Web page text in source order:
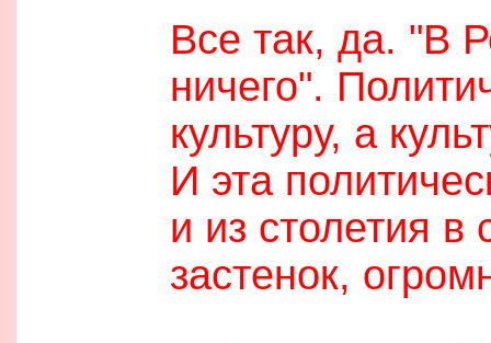
Все так, да. "В
ничего".
культуру, а
И эта
и из столетия
застенок,